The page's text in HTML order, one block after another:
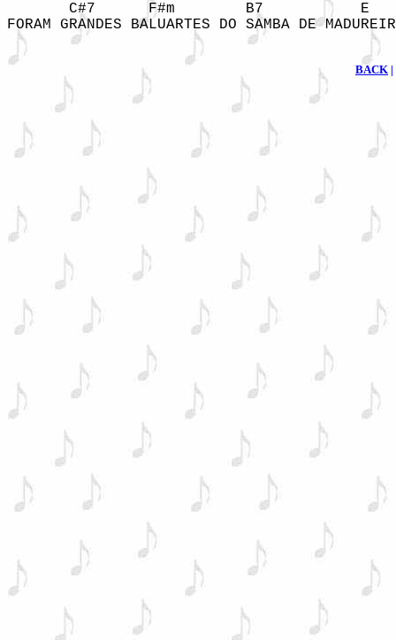
C#7      F#m        B7
FORAM GRANDES BALUARTES DO SAMBA DE
BACK |